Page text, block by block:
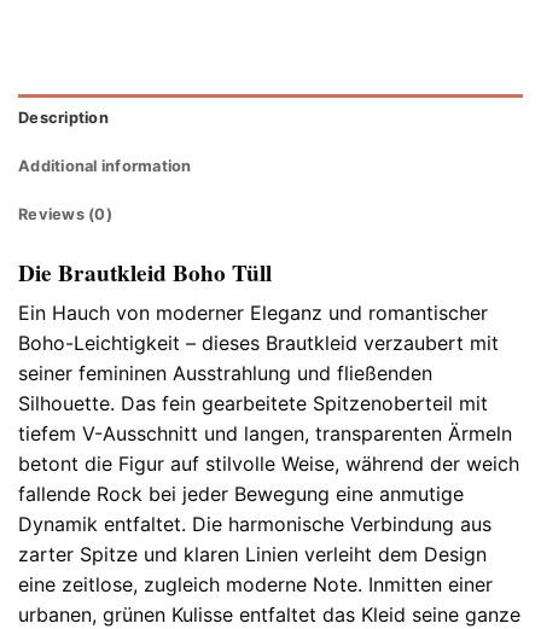
Description
Additional information
Reviews (0)
Die Brautkleid Boho Tüll
Ein Hauch von moderner Eleganz und romantischer
Boho-Leichtigkeit – dieses Brautkleid verzaubert mit
seiner femininen Ausstrahlung und fließenden
Silhouette. Das fein gearbeitete Spitzenoberteil mit
tiefem V-Ausschnitt und langen, transparenten Ärmeln
betont die Figur auf stilvolle Weise, während der weich
fallende Rock bei jeder Bewegung eine anmutige
Dynamik entfaltet. Die harmonische Verbindung aus
zarter Spitze und klaren Linien verleiht dem Design
eine zeitlose, zugleich moderne Note. Inmitten einer
urbanen, grünen Kulisse entfaltet das Kleid seine ganze